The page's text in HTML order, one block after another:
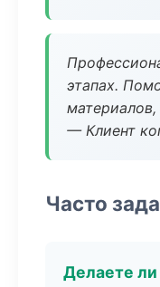
этапах.
— Клиент
Часто
Делаете